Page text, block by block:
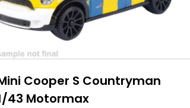
Cooper S Countryman
43 Motormax